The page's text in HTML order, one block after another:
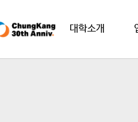
대학소개